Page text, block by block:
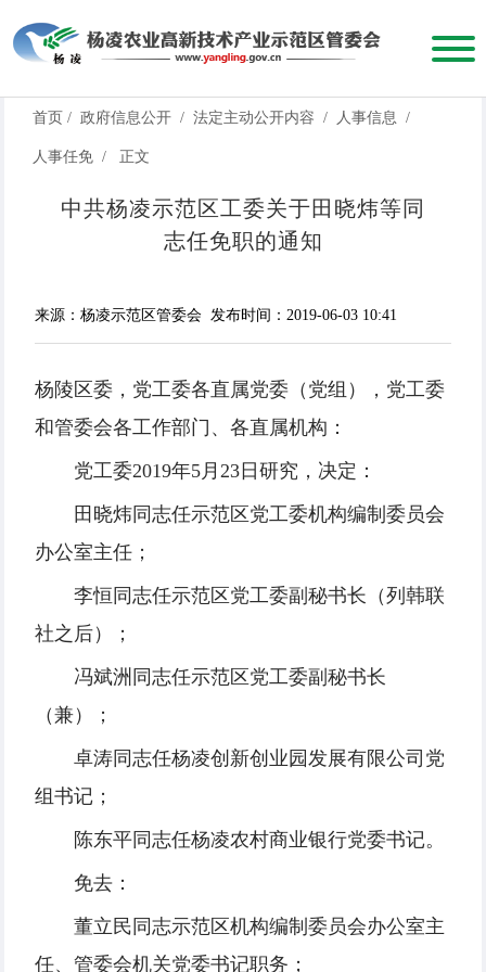
首页 / 政府信息公开 / 法定主动公开内容 / 人事信息 /
人事任免 / 正文
中共杨凌示范区工委关于田晓炜等同
志任免职的通知
来源：杨凌示范区管委会 发布时间：2019-06-03 10:41
杨陵区委，党工委各直属党委（党组），党工委
和管委会各工作部门、各直属机构：
党工委2019年5月23日研究，决定：
田晓炜同志任示范区党工委机构编制委员会
办公室主任；
李恒同志任示范区党工委副秘书长（列韩联
社之后）；
冯斌洲同志任示范区党工委副秘书长
（兼）；
卓涛同志任杨凌创新创业园发展有限公司党
组书记；
陈东平同志任杨凌农村商业银行党委书记。
免去：
董立民同志示范区机构编制委员会办公室主
任、管委会机关党委书记职务；